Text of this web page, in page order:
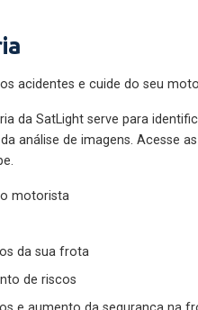
acidentes e cuide do seu
da SatLight serve para
análise de imagens. Acesse
motorista
da sua frota
de riscos
e aumento da segurança na